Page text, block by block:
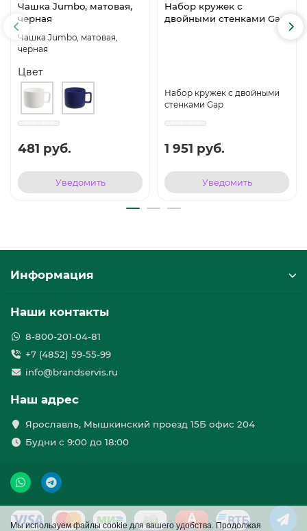
Чашка Jumbo, матовая,
черная
Чашка Jumbo, матовая,
черная
Цвет
481 руб.
Уведомить
Набор кружек с
двойными стенками Gap
Набор кружек с двойными
стенками Gap
1 951 руб.
Уведомить
Мы используем файлы cookie для вашего удобства. Продолжая
Информация
Наши контакты
8-800-201-04-81
+7 (4852) 59-55-99
info@brandservis.ru
Наш адрес
Ярославль, Мышкинский проезд 15Б офис 204
Будни с 9:00 до 18:00